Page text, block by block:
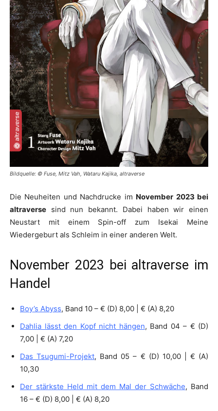
Bildquelle: © Fuse, Mitz Vah, Wataru Kajika, altraverse
Die Neuheiten und Nachdrucke im November 2023 bei
altraverse sind nun bekannt. Dabei haben wir einen
Neustart mit einem Spin-off zum Isekai Meine
Wiedergeburt als Schleim in einer anderen Welt.
November 2023 bei altraverse im
Handel
Boy’s Abyss, Band 10 – € (D) 8,00 | € (A) 8,20
Dahlia lässt den Kopf nicht hängen, Band 04 – € (D)
7,00 | € (A) 7,20
Das Tsugumi-Projekt, Band 05 – € (D) 10,00 | € (A)
10,30
Der stärkste Held mit dem Mal der Schwäche, Band
16 – € (D) 8,00 | € (A) 8,20